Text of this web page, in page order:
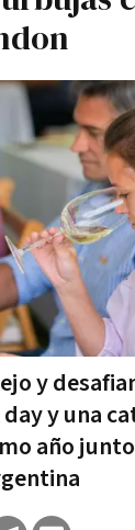
y
y una
año